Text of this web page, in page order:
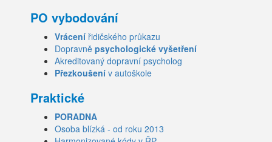
PO vybodování
Vrácení řidičského průkazu
Dopravně psychologické vyšetření
Akreditovaný dopravní psycholog
Přezkoušení v autoškole
Praktické
PORADNA
Osoba blízká - od roku 2013